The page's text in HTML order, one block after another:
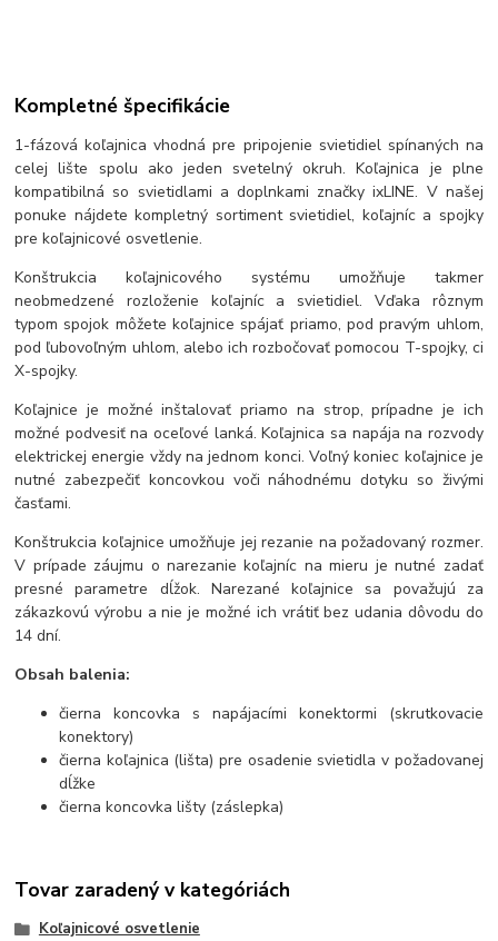
Kompletné špecifikácie
1-fázová koľajnica vhodná pre pripojenie svietidiel spínaných na
celej lište spolu ako jeden svetelný okruh. Koľajnica je plne
kompatibilná so svietidlami a doplnkami značky ixLINE. V našej
ponuke nájdete kompletný sortiment svietidiel, koľajníc a spojky
pre koľajnicové osvetlenie.
Konštrukcia koľajnicového systému umožňuje takmer
neobmedzené rozloženie koľajníc a svietidiel. Vďaka rôznym
typom spojok môžete koľajnice spájať priamo, pod pravým uhlom,
pod ľubovoľným uhlom, alebo ich rozbočovať pomocou T-spojky, ci
X-spojky.
Koľajnice je možné inštalovať priamo na strop, prípadne je ich
možné podvesiť na oceľové lanká. Koľajnica sa napája na rozvody
elektrickej energie vždy na jednom konci. Voľný koniec koľajnice je
nutné zabezpečiť koncovkou voči náhodnému dotyku so živými
časťami.
Konštrukcia koľajnice umožňuje jej rezanie na požadovaný rozmer.
V prípade záujmu o narezanie koľajníc na mieru je nutné zadať
presné parametre dĺžok. Narezané koľajnice sa považujú za
zákazkovú výrobu a nie je možné ich vrátiť bez udania dôvodu do
14 dní.
Obsah balenia:
čierna koncovka s napájacími konektormi (skrutkovacie
konektory)
čierna koľajnica (lišta) pre osadenie svietidla v požadovanej
dĺžke
čierna koncovka lišty (záslepka)
Tovar zaradený v kategóriách
Koľajnicové osvetlenie